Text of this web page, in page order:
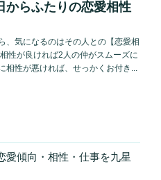
愛傾向・相性・仕事を九星